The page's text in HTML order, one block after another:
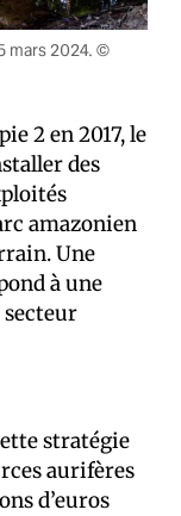
mars 2024. ©
2 en 2017, le
des
amazonien
Une
à une
secteur
stratégie
aurifères
d’euros